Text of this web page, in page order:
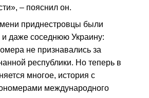
– пояснил он.
приднестровцы были
даже соседнюю Украину:
не признавались за
республики. Но теперь в
многое, история с
международного